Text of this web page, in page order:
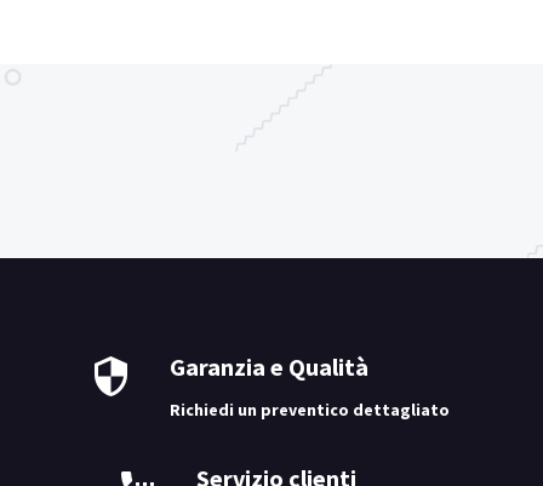
Garanzia e Qualità
Richiedi un preventico dettagliato
Servizio clienti